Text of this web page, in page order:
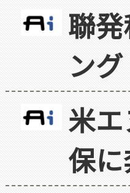
聯
ン
米
保